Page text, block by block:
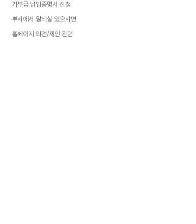
기부금 납입증명서 신청
부서에서 알리실 있으시면
홈페이지 의견/제안 관련